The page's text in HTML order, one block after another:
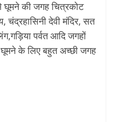
की जगह चित्रकोट
चंद्रहासिनी देवी मंदिर, सत
पर्वत आदि जगहों
के लिए बहुत अच्छी जगह